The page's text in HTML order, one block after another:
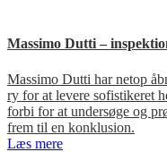
Massimo Dutti –
Massimo Dutti har netop
ry for at levere sofistikeret
forbi for at undersøge og
frem til en konklusion.
Læs mere